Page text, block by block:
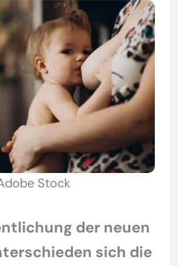
Stock
der neuen
sich die